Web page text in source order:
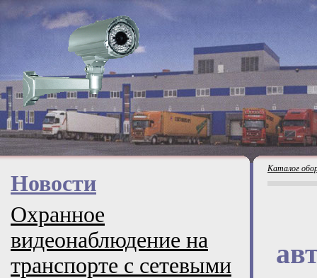
Новости
Охранное
видеонаблюдение на
транспорте с сетевыми
Каталог